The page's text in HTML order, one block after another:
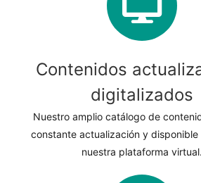
Contenidos
digitalizados
Nuestro amplio catálogo de
constante actualización y
nuestra plataforma virtual.